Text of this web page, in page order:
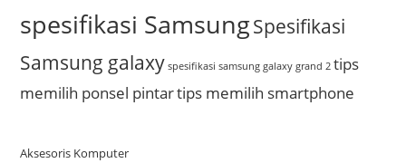
spesifikasi SamsungSpesifikasi
Samsung galaxy spesifikasi samsung galaxy grand 2 tips
memilih ponsel pintartips memilih smartphone
Aksesoris Komputer